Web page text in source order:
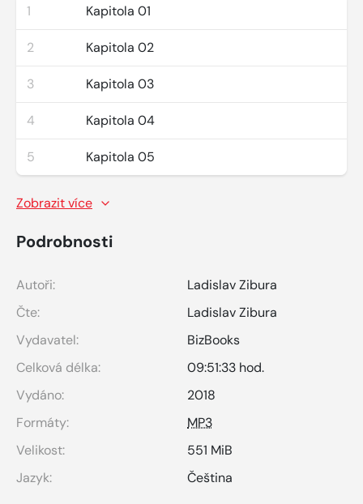
1 Kapitola 01
2 Kapitola 02
3 Kapitola 03
4 Kapitola 04
5 Kapitola 05
Zobrazit více
Podrobnosti
Autoři:
Ladislav Zibura
Čte:
Ladislav Zibura
Vydavatel:
BizBooks
Celková délka:
09:51:33 hod.
Vydáno:
2018
Formáty:
MP3
Velikost:
551 MiB
Jazyk:
Čeština